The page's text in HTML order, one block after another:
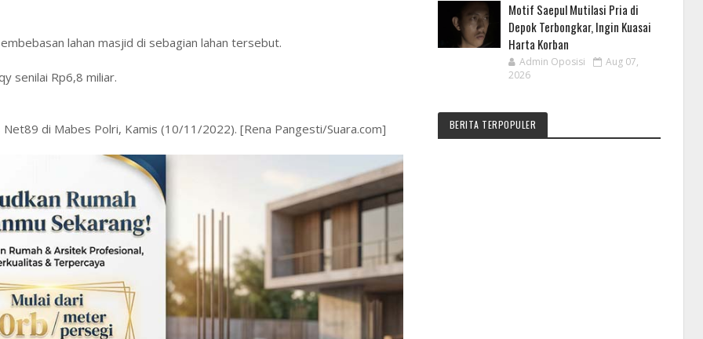
lahan masjid di sebagian lahan tersebut.
senilai Rp6,8 miliar.
di Mabes Polri, Kamis (10/11/2022). [Rena Pangesti/Suara.com]
Motif Saepul Mutilasi Pria di
Depok Terbongkar, Ingin Kuasai
Harta Korban
Admin Oposisi
Aug 07,
2026
BERITA TERPOPULER